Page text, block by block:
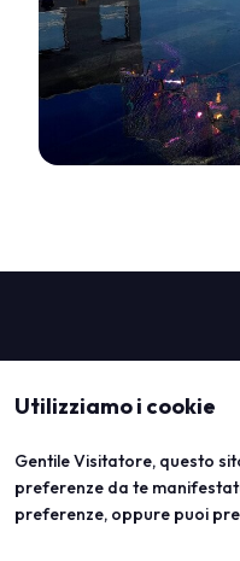
Utilizziamo i cookie
Gentile Visitatore, questo
preferenze da te
preferenze, oppure puoi